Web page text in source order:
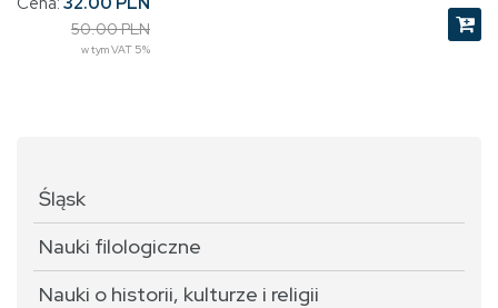
50.00 PLN
w tym VAT 5%
Śląsk
Nauki filologiczne
Nauki o historii, kulturze i religii